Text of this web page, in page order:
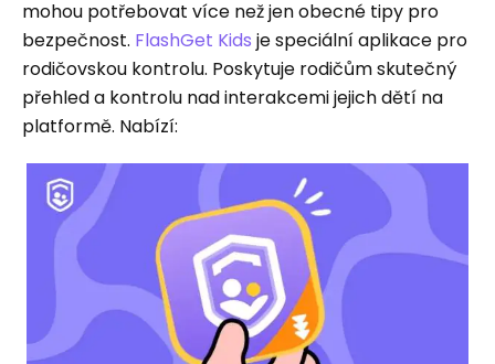
mohou potřebovat více než jen obecné tipy pro
bezpečnost. FlashGet Kids je speciální aplikace pro
rodičovskou kontrolu. Poskytuje rodičům skutečný
přehled a kontrolu nad interakcemi jejich dětí na
platformě. Nabízí: